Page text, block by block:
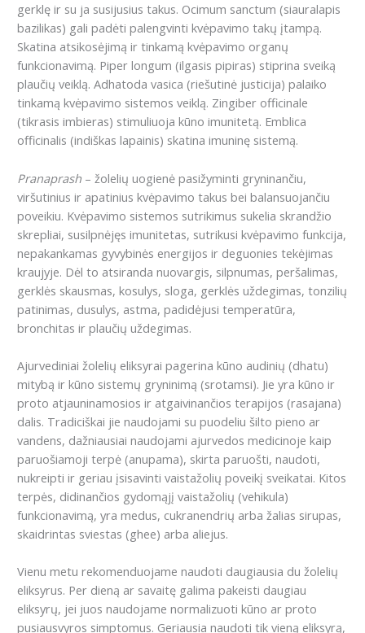
gerklę ir su ja susijusius takus. Ocimum sanctum (siauralapis
bazilikas) gali padėti palengvinti kvėpavimo takų įtampą.
Skatina atsikosėjimą ir tinkamą kvėpavimo organų
funkcionavimą. Piper longum (ilgasis pipiras) stiprina sveiką
plaučių veiklą. Adhatoda vasica (riešutinė justicija) palaiko
tinkamą kvėpavimo sistemos veiklą. Zingiber officinale
(tikrasis imbieras) stimuliuoja kūno imunitetą. Emblica
officinalis (indiškas lapainis) skatina imuninę sistemą.
Pranaprash – žolelių uogienė pasižyminti gryninančiu,
viršutinius ir apatinius kvėpavimo takus bei balansuojančiu
poveikiu. Kvėpavimo sistemos sutrikimus sukelia skrandžio
skrepliai, susilpnėjęs imunitetas, sutrikusi kvėpavimo funkcija,
nepakankamas gyvybinės energijos ir deguonies tekėjimas
kraujyje. Dėl to atsiranda nuovargis, silpnumas, peršalimas,
gerklės skausmas, kosulys, sloga, gerklės uždegimas, tonzilių
patinimas, dusulys, astma, padidėjusi temperatūra,
bronchitas ir plaučių uždegimas.
Ajurvediniai žolelių eliksyrai pagerina kūno audinių (dhatu)
mitybą ir kūno sistemų gryninimą (srotamsi). Jie yra kūno ir
proto atjauninamosios ir atgaivinančios terapijos (rasajana)
dalis. Tradiciškai jie naudojami su puodeliu šilto pieno ar
vandens, dažniausiai naudojami ajurvedos medicinoje kaip
paruošiamoji terpė (anupama), skirta paruošti, naudoti,
nukreipti ir geriau įsisavinti vaistažolių poveikį sveikatai. Kitos
terpės, didinančios gydomąjį vaistažolių (vehikula)
funkcionavimą, yra medus, cukranendrių arba žalias sirupas,
skaidrintas sviestas (ghee) arba aliejus.
Vienu metu rekomenduojame naudoti daugiausia du žolelių
eliksyrus. Per dieną ar savaitę galima pakeisti daugiau
eliksyrų, jei juos naudojame normalizuoti kūno ar proto
pusiausvyros simptomus. Geriausia naudoti tik vieną eliksyrą,